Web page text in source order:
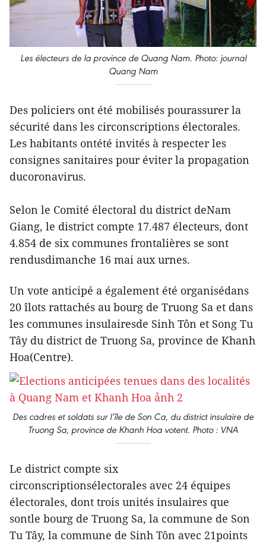
Les électeurs de la province de Quang Nam. Photo: journal
Quang Nam
Des policiers ont été mobilisés pourassurer la
sécurité dans les circonscriptions électorales.
Les habitants ontété invités à respecter les
consignes sanitaires pour éviter la propagation
ducoronavirus.
Selon le Comité électoral du district deNam
Giang, le district compte 17.487 électeurs, dont
4.854 de six communes frontalières se sont
rendusdimanche 16 mai aux urnes.
Un vote anticipé a également été organisédans
20 îlots rattachés au bourg de Truong Sa et dans
les communes insulairesde Sinh Tôn et Song Tu
Tây du district de Truong Sa, province de Khanh
Hoa(Centre).
Des cadres et soldats sur l’île de Son Ca, du district insulaire de
Truong Sa, province de Khanh Hoa votent. Photo : VNA
Le district compte six
circonscriptionsélectorales avec 24 équipes
électorales, dont trois unités insulaires que
sontle bourg de Truong Sa, la commune de Son
Tu Tây, la commune de Sinh Tôn avec 21points